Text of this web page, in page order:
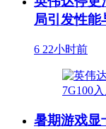
局引发性能
6 22小时前
暑期游戏显